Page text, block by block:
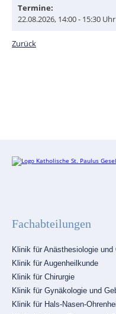
Termine:
22.08.2026, 14:00 - 15:30 Uhr
Zurück
Fachabteilungen
Navigation
überspringen
Klinik für Anästhesiologie
Klinik für Augenheilkunde
Klinik für Chirurgie
Klinik für Gynäkologie und
Klinik für Hals-Nasen-